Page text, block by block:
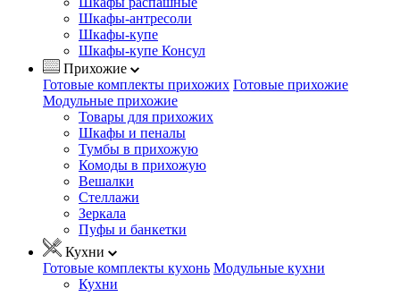
Шкафы-антресоли
Шкафы-купе
Шкафы-купе Консул
Прихожие
Готовые комплекты прихожих Готовые прихожие
Модульные прихожие
Товары для прихожих
Шкафы и пеналы
Тумбы в прихожую
Комоды в прихожую
Вешалки
Стеллажи
Зеркала
Пуфы и банкетки
Кухни
Готовые комплекты кухонь Модульные кухни
Кухни